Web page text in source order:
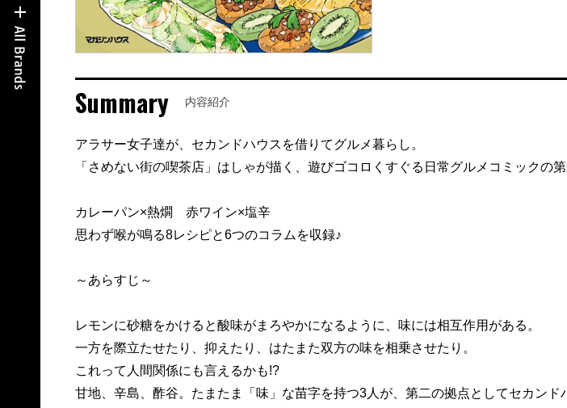
Summary 内容紹介
アラサー女子達が、セカンドハウスを借りてグルメ暮らし。
「さめない街の喫茶店」はしゃが描く、遊びゴコロくすぐる日常グルメコミックの
カレーパン×熱燗 赤ワイン×塩辛
思わず喉が鳴る8レシピと6つのコラムを収録♪
～あらすじ～
レモンに砂糖をかけると酸味がまろやかになるように、味には相互作用がある。
一方を際立たせたり、抑えたり、はたまた双方の味を相乗させたり。
これって人間関係にも言えるかも!?
甘地、辛島、酢谷。たまたま「味」な苗字を持つ3人が、第二の拠点としてセカンド